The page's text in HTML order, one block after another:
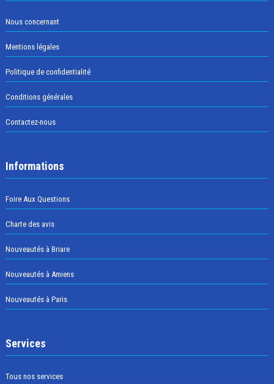
Nous concernant
Mentions légales
Politique de confidentialité
Conditions générales
Contactez-nous
Informations
Foire Aux Questions
Charte des avis
Nouveautés à Briare
Nouveautés à Amiens
Nouveautés à Paris
Services
Tous nos services